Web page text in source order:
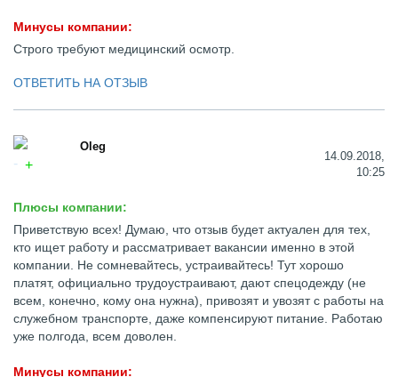
Минусы компании:
Строго требуют медицинский осмотр.
ОТВЕТИТЬ НА ОТЗЫВ
Oleg
14.09.2018,
10:25
Плюсы компании:
Приветствую всех! Думаю, что отзыв будет актуален для тех,
кто ищет работу и рассматривает вакансии именно в этой
компании. Не сомневайтесь, устраивайтесь! Тут хорошо
платят, официально трудоустраивают, дают спецодежду (не
всем, конечно, кому она нужна), привозят и увозят с работы на
служебном транспорте, даже компенсируют питание. Работаю
уже полгода, всем доволен.
Минусы компании: